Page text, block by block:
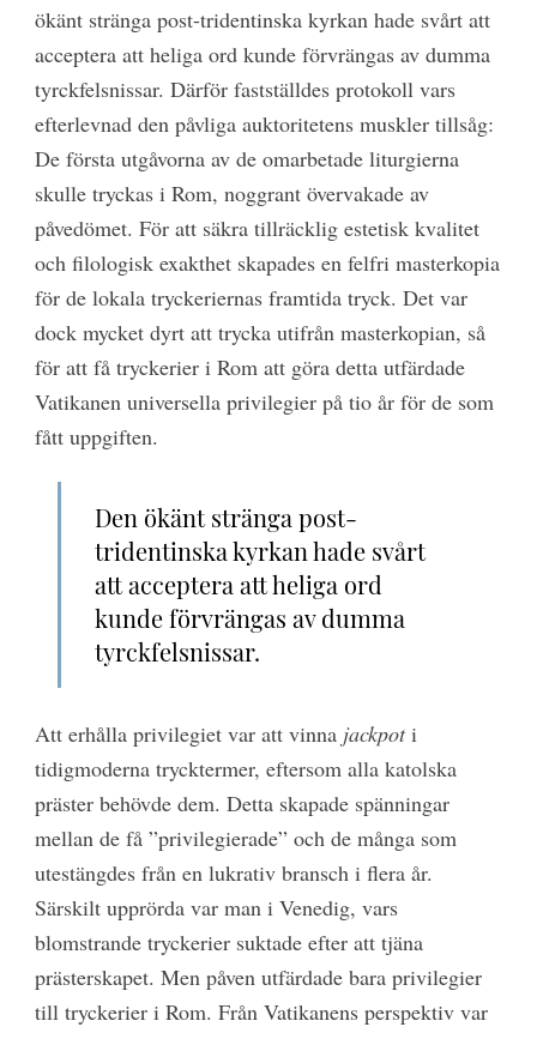
ökänt stränga post-tridentinska kyrkan hade svårt att
acceptera att heliga ord kunde förvrängas av dumma
tyrckfelsnissar. Därför fastställdes protokoll vars
efterlevnad den påvliga auktoritetens muskler tillsåg:
De första utgåvorna av de omarbetade liturgierna
skulle tryckas i Rom, noggrant övervakade av
påvedömet. För att säkra tillräcklig estetisk kvalitet
och filologisk exakthet skapades en felfri masterkopia
för de lokala tryckeriernas framtida tryck. Det var
dock mycket dyrt att trycka utifrån masterkopian, så
för att få tryckerier i Rom att göra detta utfärdade
Vatikanen universella privilegier på tio år för de som
fått uppgiften.
Den ökänt stränga post-
tridentinska kyrkan hade svårt
att acceptera att heliga ord
kunde förvrängas av dumma
tyrckfelsnissar.
Att erhålla privilegiet var att vinna jackpoti
tidigmoderna trycktermer, eftersom alla katolska
präster behövde dem. Detta skapade spänningar
mellan de få ”privilegierade” och de många som
utestängdes från en lukrativ bransch i flera år.
Särskilt upprörda var man i Venedig, vars
blomstrande tryckerier suktade efter att tjäna
prästerskapet. Men påven utfärdade bara privilegier
till tryckerier i Rom. Från Vatikanens perspektiv var